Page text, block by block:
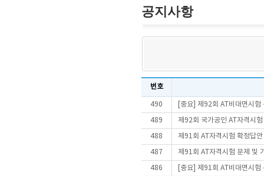
공지사항
번호
490 [중요] 제92회 AT비대면시험
489 제92회 국가공인 AT자격시
488 제91회 AT자격시험 확정답
487 제91회 AT자격시험 문제 및
486 [중요] 제91회 AT비대면시험